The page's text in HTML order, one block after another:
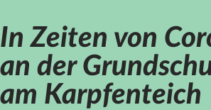
Lage Kontakt
Startseite
Angebote
In Zeiten von
an der
am Karpfenteich